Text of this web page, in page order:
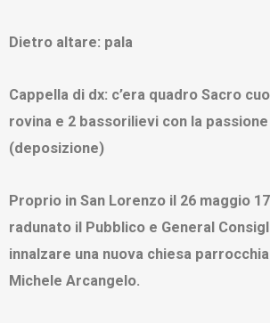
Dietro altare: pala
Cappella di dx: c’era quadro Sacro
rovina e 2 bassorilievi con la
(deposizione)
Proprio in San Lorenzo il 26 maggio
radunato il Pubblico e General
innalzare una nuova chiesa
Michele Arcangelo.